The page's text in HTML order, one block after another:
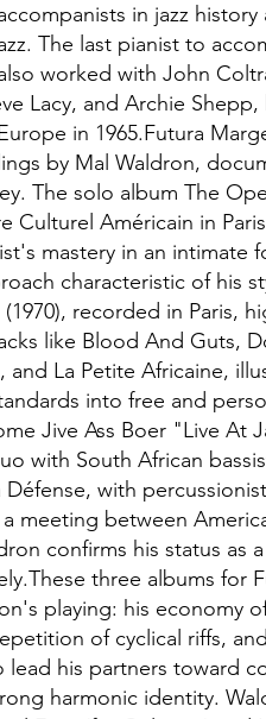
in jazz
The last pianist to
worked with John
Lacy, and Archie
in 1965.​Futura
by Mal Waldron,
The solo album The
Culturel Américain in
mastery in an intimate
characteristic of his
recorded in Paris,
like Blood And Guts,
and La Petite Africaine,
into free and
Jive Ass Boer "Live At
with South African
Défense, with
meeting between
confirms his status as a
three albums for
playing: his economy
of cyclical riffs,
lead his partners toward
harmonic identity.